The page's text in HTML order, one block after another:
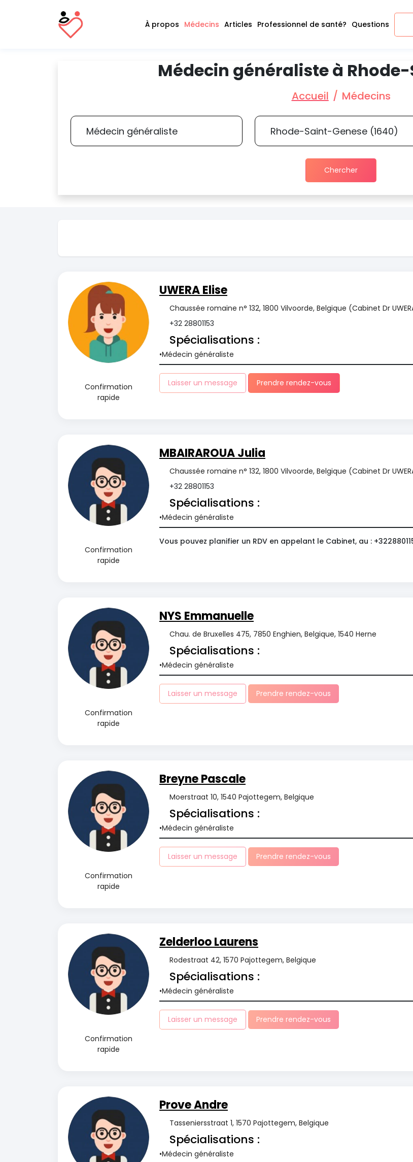
À propos Médecins Articles Professionnel de santé? Questions
Médecin généraliste à
Accueil Médecins
Chercher
Confirmation
rapide
UWERA Elise
Chaussée romaine n° 132, 1800 Vilvoorde, Belgique (Cabinet Dr
+32 28801153
Spécialisations :
Médecin généraliste
Laisser un message Prendre rendez-vous
Confirmation
rapide
MBAIRAROUA Julia
Chaussée romaine n° 132, 1800 Vilvoorde, Belgique (Cabinet Dr
+32 28801153
Spécialisations :
Médecin généraliste
Vous pouvez planifier un RDV en appelant le Cabinet, au :
Confirmation
rapide
NYS Emmanuelle
Chau. de Bruxelles 475, 7850 Enghien, Belgique, 1540 Herne
Spécialisations :
Médecin généraliste
Laisser un message Prendre rendez-vous
Confirmation
rapide
Breyne Pascale
Moerstraat 10, 1540 Pajottegem, Belgique
Spécialisations :
Médecin généraliste
Laisser un message Prendre rendez-vous
Confirmation
rapide
Zelderloo Laurens
Rodestraat 42, 1570 Pajottegem, Belgique
Spécialisations :
Médecin généraliste
Laisser un message Prendre rendez-vous
Prove Andre
Tasseniersstraat 1, 1570 Pajottegem, Belgique
Spécialisations :
Médecin généraliste